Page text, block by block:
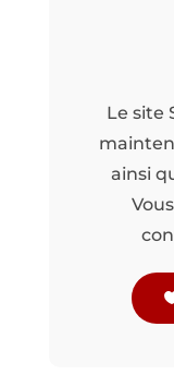
Le site
ainsi